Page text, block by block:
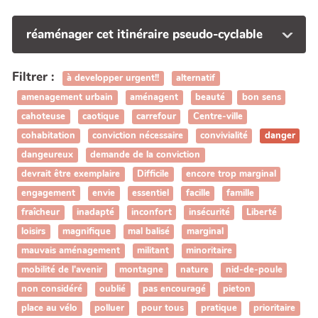
réaménager cet itinéraire pseudo-cyclable
Filtrer : à developper urgent!!
alternatif
amenagement urbain
aménagent beauté
bon sens
cahoteuse
caotique carrefour
Centre-ville
cohabitation
conviction nécessaire convivialité
danger
dangeureux
demande de la conviction
devrait être exemplaire
Difficile
encore trop marginal
engagement
envie essentiel facille
famille
fraîcheur
inadapté inconfort insécurité
Liberté
loisirs
magnifique mal balisé
marginal
mauvais aménagement
militant
minoritaire
mobilité de l'avenir
montagne nature
nid-de-poule
non considéré
oublié pas encouragé
pieton
place au vélo
polluer pour tous pratique prioritaire